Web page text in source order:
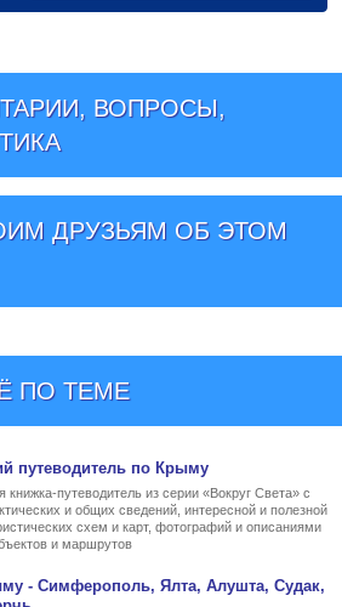
ВОПРОСЫ,
ДРУЗЬЯМ ОБ ЭТОМ
ПО ТЕМЕ
путеводитель по Крыму
книжка-путеводитель из серии «Вокруг Света» с
и общих сведений, интересной и полезной
схем и карт, фотографий и описаниями
и маршрутов
- Симферополь, Ялта, Алушта, Судак,